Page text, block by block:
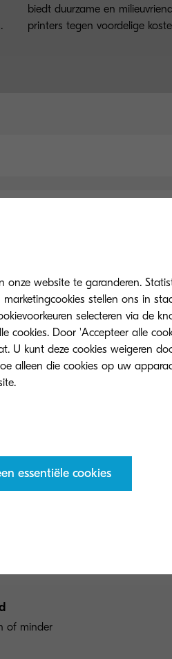
biedt duurzame en
printers tegen voordelige
specificaties
of minder
website te garanderen.
stellen ons in
selecteren via de
cookies. Door 'Accepteer alle
U kunt deze cookies weigeren
alleen die cookies op uw
noodzakelijk zijn voor de correcte weergave van onze website.
essentiële cookies